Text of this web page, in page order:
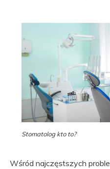
Stomatolog kto to?
Wśród najczęstszych